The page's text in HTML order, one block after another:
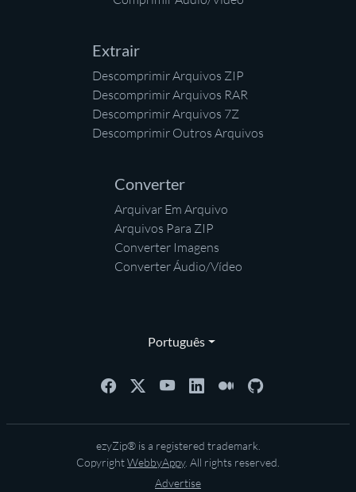
Extrair
Descomprimir Arquivos ZIP
Descomprimir Arquivos RAR
Descomprimir Arquivos 7Z
Descomprimir Outros Arquivos
Converter
Arquivar Em Arquivo
Arquivos Para ZIP
Converter Imagens
Converter Áudio/Vídeo
Português
ezyZip® is a registered trademark.
CopyrightWebbyAppy. All rights reserved.
Advertise